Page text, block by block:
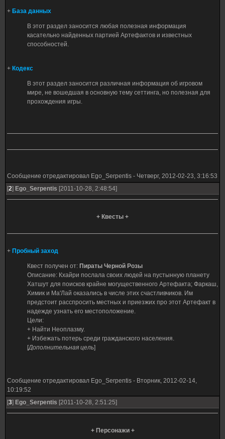
+ База данных
В этот раздел заносится любая полезная информация
касательно найденных партией Артефактов и известных
способностей.
+ Кодекс
В этот раздел заносится различная информация об игровом
мире, не вошедшая в основную тему сеттинга, но полезная для
прохождения игры.
Сообщение отредактировал Ego_Serpentis - Четверг, 2012-02-23, 3:16:53
[2] Ego_Serpentis [2011-10-28, 2:48:54]
+ Квесты +
+ Пробный заход
Квест получен от: Пираты Черной Розы
Описание: Кхайри послала своих людей на пустынную планету
Хатшут для поисков крайне могущественного Артефакта; Фаркаш,
Химик и Ма'Лай оказались в числе этих счастливчиков. Им
предстоит расспросить местных и приезжих про этот Артефакт в
надежде узнать его местоположение.
Цели:
+ Найти Неоплазму.
+ Избежать потерь среди гражданского населения.
[Дополнительная цель]
Сообщение отредактировал Ego_Serpentis - Вторник, 2012-02-14,
10:19:52
[3] Ego_Serpentis [2011-10-28, 2:51:25]
+ Персонажи +